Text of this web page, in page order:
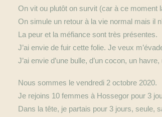
On vit ou plutôt on survit (car à ce moment
On simule un retour à la vie normal mais il
La peur et la méfiance sont très présentes.
J’ai envie de fuir cette folie. Je veux
J’ai envie d’une bulle, d’un cocon, un
Nous sommes le vendredi 2 octobre 2020.
Je rejoins 10 femmes à Hossegor pour 3
Dans la tête, je partais pour 3 jours, seule,